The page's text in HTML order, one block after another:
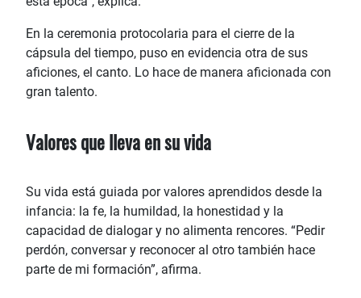
En la ceremonia protocolaria para el cierre de la
cápsula del tiempo, puso en evidencia otra de sus
aficiones, el canto. Lo hace de manera aficionada con
gran talento.
Valores que lleva en su vida
Su vida está guiada por valores aprendidos desde la
infancia: la fe, la humildad, la honestidad y la
capacidad de dialogar y no alimenta rencores. “Pedir
perdón, conversar y reconocer al otro también hace
parte de mi formación”, afirma.